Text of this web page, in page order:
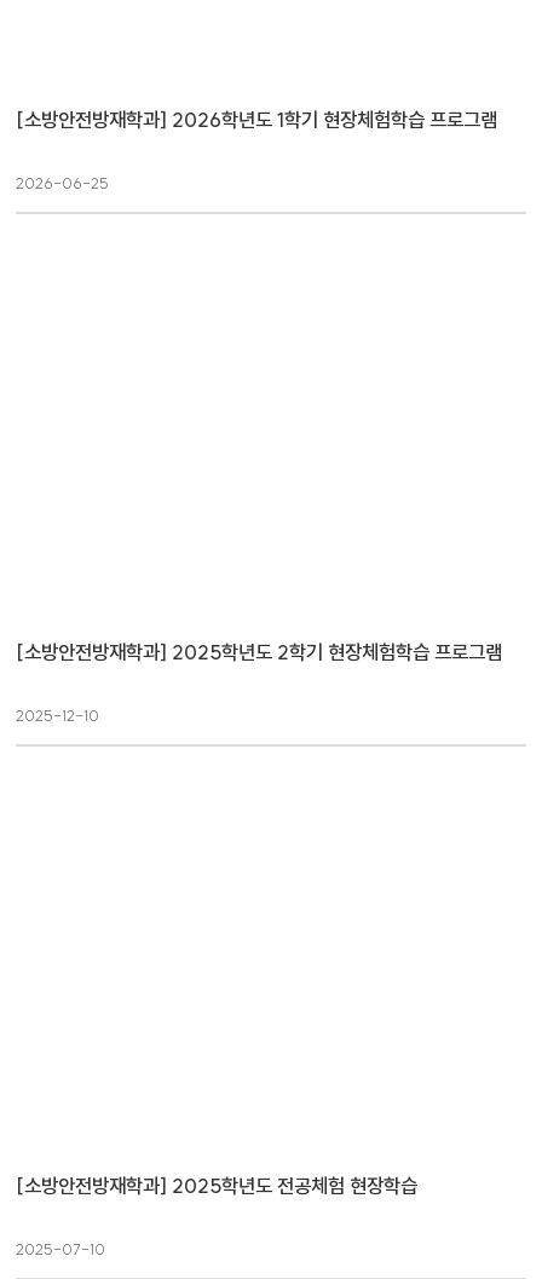
[소방안전방재학과] 2026학년도 1학기 현장체험학습 프로그램
2026-06-25
[소방안전방재학과] 2025학년도 2학기 현장체험학습 프로그램
2025-12-10
[소방안전방재학과] 2025학년도 전공체험 현장학습
2025-07-10